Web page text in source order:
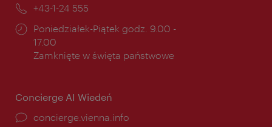
Telefon:
+43-1-24 555
Godziny
otwarcia:
Poniedziałek-Piątek godz. 9.00 -
17.00
Zamknięte w święta państwowe
Concierge AI Wiedeń
concierge.vienna.info